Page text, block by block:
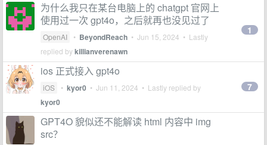
为什么我只在某台电脑上的 chatgpt 官网上
使用过一次 gpt4o，之后就再也没见过了
OpenAI • BeyondReach • Jun 15, 2024 • Lastly
replied bykillianverenawn
1
ios 正式接入 gpt4o
iOS • kyor0 • Jun 11, 2024 • Lastly replied by
kyor0
7
GPT4O 貌似还不能解读 html 内容中 img
src？